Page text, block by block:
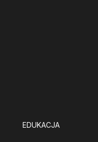
EDUKACJA